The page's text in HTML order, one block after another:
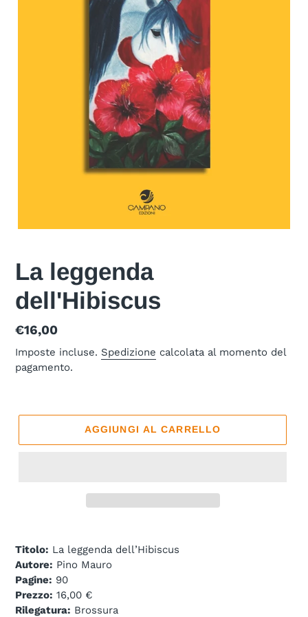
La leggenda
dell'Hibiscus
Prezzo
di
listino
€16,00
Imposte incluse. Spedizione calcolata al momento del
pagamento.
AGGIUNGI AL CARRELLO
Titolo: La leggenda dell’Hibiscus
Autore: Pino Mauro
Pagine: 90
Prezzo: 16,00 €
Rilegatura: Brossura